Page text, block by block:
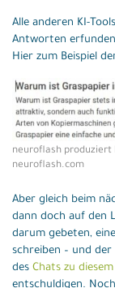
Alle anderen KI-
Antworten
Hier zum Beispiel
neuroflash produziert
neuroflash.com
Aber gleich beim
dann doch auf den
darum gebeten,
schreiben – und
des Chats zu
entschuldigen.